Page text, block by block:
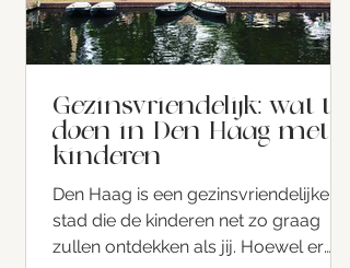
Gezinsvriendelijk: wat te
doen in Den Haag met
kinderen
Den Haag is een gezinsvriendelijke
stad die de kinderen net zo graag
zullen ontdekken als jij. Hoewel er